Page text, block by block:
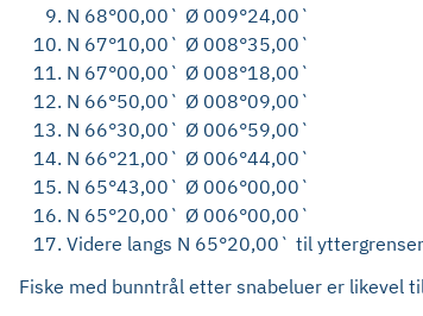
N 68°00,00` Ø 009°24,00`
N 67°10,00` Ø 008°35,00`
N 67°00,00` Ø 008°18,00`
N 66°50,00` Ø 008°09,00`
N 66°30,00` Ø 006°59,00`
N 66°21,00` Ø 006°44,00`
N 65°43,00` Ø 006°00,00`
N 65°20,00` Ø 006°00,00`
Videre langs N 65°20,00` til
Fiske med bunntrål etter snabeluer er likevel